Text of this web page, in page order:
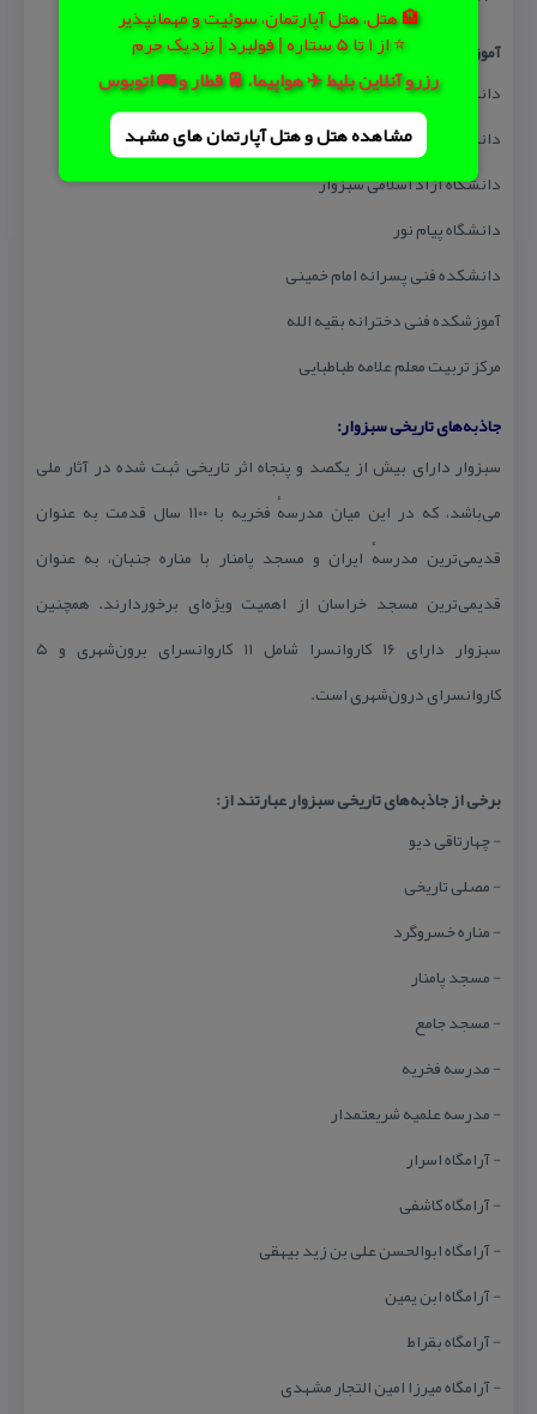
🏨 هتل، هتل آپارتمان، سوئیت و مهمانپذیر
⭐ از 1 تا 5 ستاره | فولبرد | نزدیک حرم
رزرو آنلاین بلیط ✈️ هواپیما، 🚆 قطار و 🚌 اتوبوس
مشاهده هتل و هتل‌ آپارتمان های مشهد
آموزش عالی:
دانشگاه علوم پزشكی سبزوار
دانشگاه تربیت معلم سبزوار
دانشگاه آزاد اسلامی سبزوار
دانشگاه پیام نور
دانشكده فنی پسرانه امام خمینی
آموزشكده فنی دخترانه بقیه الله
مركز تربیت معلم علامه طباطبایی
جاذبه‌های تاریخی سبزوار:
سبزوار دارای بیش از یكصد و پنجاه اثر تاریخی ثبت شده در آثار ملی
می‌باشد، كه در این میان مدرسهٔ فخریه با ۱۱۰۰ سال قدمت به عنوان
قدیمی‌ترین مدرسهٔ ایران و مسجد پامنار با مناره جنبان، به عنوان
قدیمی‌ترین مسجد خراسان از اهمیت ویژه‌ای برخوردارند. همچنین
سبزوار دارای ۱۶ كاروانسرا شامل ۱۱ كاروانسرای برون‌شهری و ۵
كاروانسرای درون‌شهری است.
برخی از جاذبه‌های تاریخی سبزوار عبارتند از:
- چهارتاقی دیو
- مصلی تاریخی
- مناره خسروگرد
- مسجد پامنار
- مسجد جامع
- مدرسه فخریه
- مدرسه علمیه شریعتمدار
- آرامگاه اسرار
- آرامگاه كاشفی
- آرامگاه ابوالحسن علی بن زید بیهقی
- آرامگاه ابن یمین
- آرامگاه بقراط
- آرامگاه میرزا امین التجار مشهدی